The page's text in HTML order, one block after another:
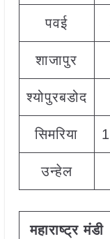
पवई
शाजापुर
श्योपुरबडोद
सिमरिया
उन्हेल
महाराष्ट्र मंडी